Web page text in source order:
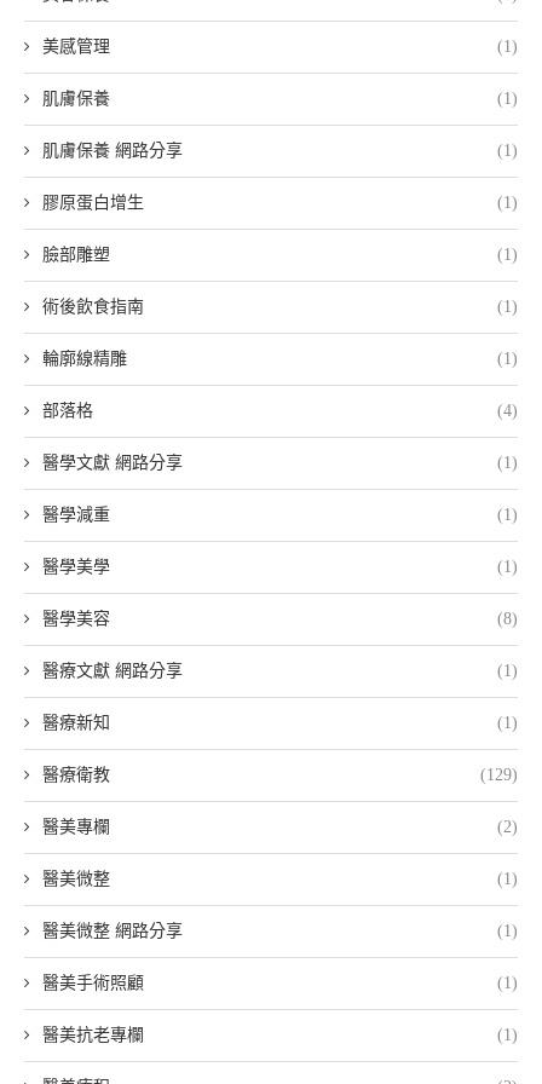
美感管理 (1)
肌膚保養 (1)
肌膚保養 網路分享 (1)
膠原蛋白增生 (1)
臉部雕塑 (1)
術後飲食指南 (1)
輪廓線精雕 (1)
部落格 (4)
醫學文獻 網路分享 (1)
醫學減重 (1)
醫學美學 (1)
醫學美容 (8)
醫療文獻 網路分享 (1)
醫療新知 (1)
醫療衛教 (129)
醫美專欄 (2)
醫美微整 (1)
醫美微整 網路分享 (1)
醫美手術照顧 (1)
醫美抗老專欄 (1)